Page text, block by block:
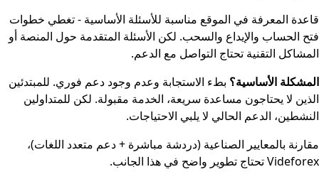
قاعدة المعرفة في الموقع مناسبة للأسئلة الأساسية - تغطي خطوات
فتح الحساب والإيداع والسحب. لكن الأسئلة المتقدمة حول المنصة أو
المشاكل التقنية تحتاج التواصل مع الدعم.
المشكلة الأساسية؟ بطء الاستجابة وعدم وجود دعم فوري. للمبتدئين
الذين لا يحتاجون مساعدة سريعة، الخدمة مقبولة. لكن للمتداولين
النشطين، الدعم الحالي لا يلبي الاحتياجات.
مقارنة بالمعايير الصناعية (دردشة مباشرة + دعم متعدد اللغات)،
Videforex تحتاج تطوير واضح في هذا الجانب.